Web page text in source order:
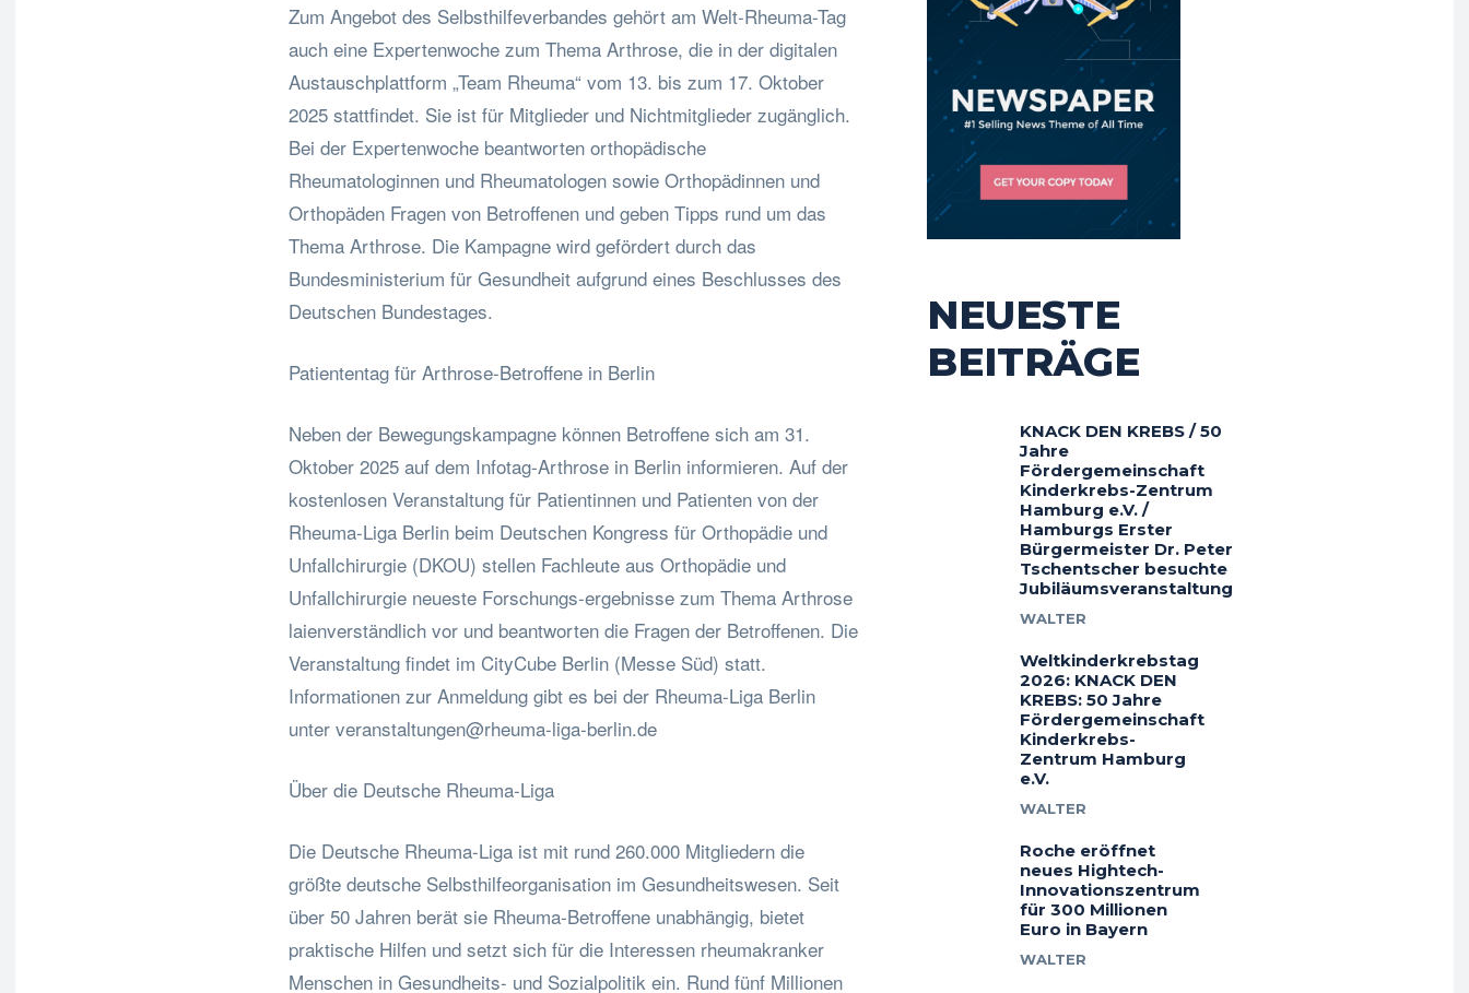
Zum Angebot des Selbsthilfeverbandes gehört am Welt-Rheuma-Tag
auch eine Expertenwoche zum Thema Arthrose, die in der digitalen
Austauschplattform „Team Rheuma“ vom 13. bis zum 17. Oktober
2025 stattfindet. Sie ist für Mitglieder und Nichtmitglieder zugänglich.
Bei der Expertenwoche beantworten orthopädische
Rheumatologinnen und Rheumatologen sowie Orthopädinnen und
Orthopäden Fragen von Betroffenen und geben Tipps rund um das
Thema Arthrose. Die Kampagne wird gefördert durch das
Bundesministerium für Gesundheit aufgrund eines Beschlusses des
Deutschen Bundestages.
Patiententag für Arthrose-Betroffene in Berlin
Neben der Bewegungskampagne können Betroffene sich am 31.
Oktober 2025 auf dem Infotag-Arthrose in Berlin informieren. Auf der
kostenlosen Veranstaltung für Patientinnen und Patienten von der
Rheuma-Liga Berlin beim Deutschen Kongress für Orthopädie und
Unfallchirurgie (DKOU) stellen Fachleute aus Orthopädie und
Unfallchirurgie neueste Forschungs-ergebnisse zum Thema Arthrose
laienverständlich vor und beantworten die Fragen der Betroffenen. Die
Veranstaltung findet im CityCube Berlin (Messe Süd) statt.
Informationen zur Anmeldung gibt es bei der Rheuma-Liga Berlin
unter veranstaltungen@rheuma-liga-berlin.de
Über die Deutsche Rheuma-Liga
Die Deutsche Rheuma-Liga ist mit rund 260.000 Mitgliedern die
größte deutsche Selbsthilfeorganisation im Gesundheitswesen. Seit
über 50 Jahren berät sie Rheuma-Betroffene unabhängig, bietet
praktische Hilfen und setzt sich für die Interessen rheumakranker
Menschen in Gesundheits- und Sozialpolitik ein. Rund fünf Millionen
NEUESTE
BEITRÄGE
KNACK DEN KREBS / 50
Jahre
Fördergemeinschaft
Kinderkrebs-Zentrum
Hamburg e.V. /
Hamburgs Erster
Bürgermeister Dr. Peter
Tschentscher besuchte
Jubiläumsveranstaltung
WALTER
Weltkinderkrebstag
2026: KNACK DEN
KREBS: 50 Jahre
Fördergemeinschaft
Kinderkrebs-
Zentrum Hamburg
e.V.
WALTER
Roche eröffnet
neues Hightech-
Innovationszentrum
für 300 Millionen
Euro in Bayern
WALTER